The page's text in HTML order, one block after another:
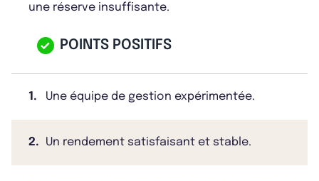
une réserve insuffisante.
POINTS POSITIFS
1. Une équipe de gestion expérimentée.
2. Un rendement satisfaisant et stable.